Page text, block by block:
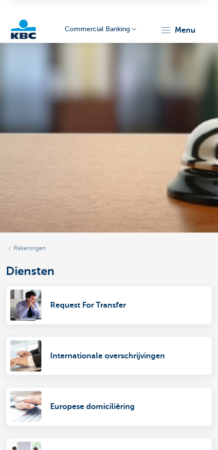
Commercial Banking menu
Rekeningen
Diensten
Request For Transfer
Internationale overschrijvingen
Europese domiciliëring